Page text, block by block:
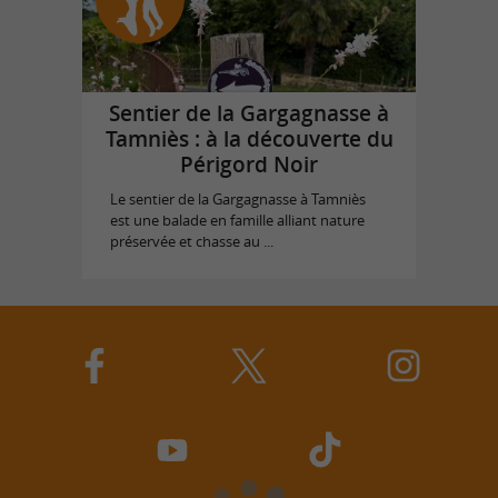
Sentier de la Gargagnasse à
Tamniès : à la découverte du
Périgord Noir
Le sentier de la Gargagnasse à Tamniès
est une balade en famille alliant nature
préservée et chasse au ...